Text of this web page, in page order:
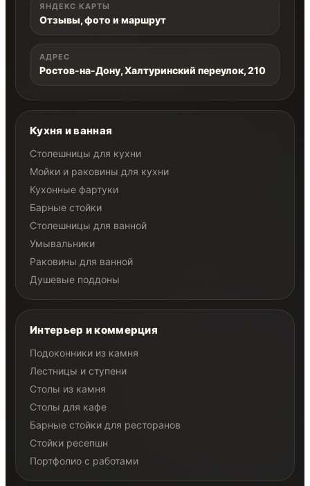
ЯНДЕКС КАРТЫ
Отзывы, фото и маршрут
АДРЕС
Ростов-на-Дону, Халтуринский переулок, 210
Кухня и ванная
Столешницы для кухни
Мойки и раковины для кухни
Кухонные фартуки
Барные стойки
Столешницы для ванной
Умывальники
Раковины для ванной
Душевые поддоны
Интерьер и коммерция
Подоконники из камня
Лестницы и ступени
Столы из камня
Столы для кафе
Барные стойки для ресторанов
Стойки ресепшн
Портфолио с работами